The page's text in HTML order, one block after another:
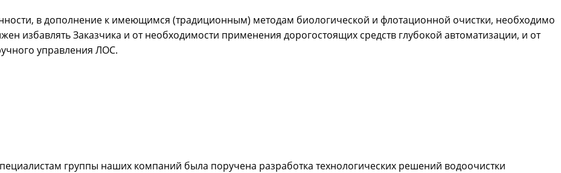
в дополнение к имеющимся (традиционным) методам биологической и флотационной очистки, необходимо
избавлять Заказчика и от необходимости применения дорогостоящих средств глубокой автоматизации, и от
управления ЛОС.
группы наших компаний была поручена разработка технологических решений водоочистки